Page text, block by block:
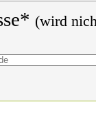
(wird